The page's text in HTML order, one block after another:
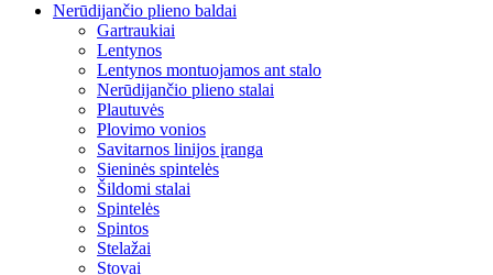
Nerūdijančio plieno baldai
Gartraukiai
Lentynos
Lentynos montuojamos ant stalo
Nerūdijančio plieno stalai
Plautuvės
Plovimo vonios
Savitarnos linijos įranga
Sieninės spintelės
Šildomi stalai
Spintelės
Spintos
Stelažai
Stovai